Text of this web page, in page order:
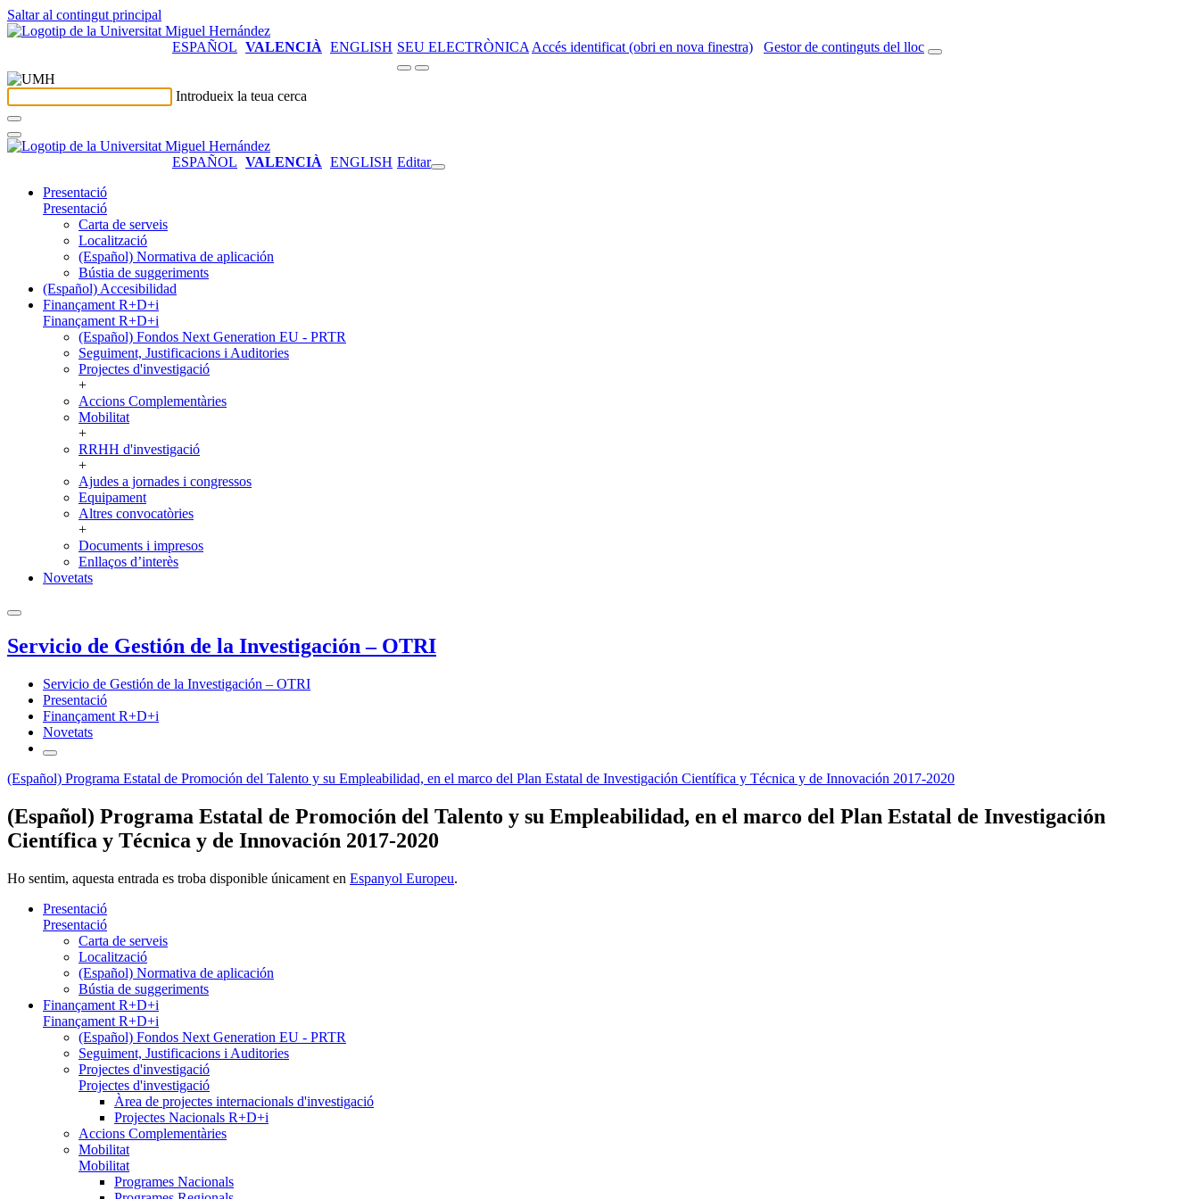
Saltar al contingut principal
ESPAÑOL VALENCIÀ ENGLISH SEU ELECTRÒNICA Accés identificat (obri en nova finestra) Gestor de continguts del lloc
Introdueix la teua cerca
ESPAÑOL VALENCIÀ ENGLISH Editar
Presentació
Presentació
Carta de serveis
Localització
(Español) Normativa de aplicación
Bústia de suggeriments
(Español) Accesibilidad
Finançament R+D+i
Finançament R+D+i
(Español) Fondos Next Generation EU - PRTR
Seguiment, Justificacions i Auditories
Projectes d'investigació
+
Accions Complementàries
Mobilitat
+
RRHH d'investigació
+
Ajudes a jornades i congressos
Equipament
Altres convocatòries
+
Documents i impresos
Enllaços d’interès
Novetats
Servicio de Gestión de la Investigación – OTRI
Servicio de Gestión de la Investigación – OTRI
Presentació
Finançament R+D+i
Novetats
(Español) Programa Estatal de Promoción del Talento y su Empleabilidad, en el marco del Plan Estatal de Investigación Científica y Técnica y de Innovación 2017-2020
(Español) Programa Estatal de Promoción del Talento y su Empleabilidad, en el marco del Plan Estatal de Investigación
Científica y Técnica y de Innovación 2017-2020
Ho sentim, aquesta entrada es troba disponible únicament en Espanyol Europeu.
Presentació
Presentació
Carta de serveis
Localització
(Español) Normativa de aplicación
Bústia de suggeriments
Finançament R+D+i
Finançament R+D+i
(Español) Fondos Next Generation EU - PRTR
Seguiment, Justificacions i Auditories
Projectes d'investigació
Projectes d'investigació
Àrea de projectes internacionals d'investigació
Projectes Nacionals R+D+i
Accions Complementàries
Mobilitat
Mobilitat
Programes Nacionals